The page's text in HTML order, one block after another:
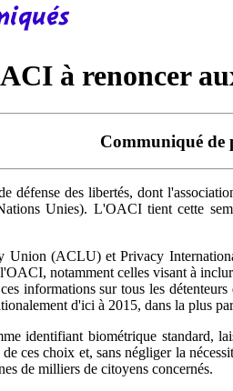
à renoncer
Communiqué de
défense des libertés, dont
Unies). L'OACI tient cette
(ACLU) et Privacy
notamment celles visant à
informations sur tous les
d'ici à 2015, dans la plus
identifiant biométrique standard,
ces choix et, sans négliger la
de milliers de citoyens concernés.